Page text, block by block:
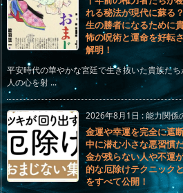
れる秘法が現代に蘇る
生の勝者になるために
怖の呪術と運命を好転
解明！
平安時代の華やかな宮廷で生き抜いた貴族た
人の心を射 ...
2026年8月1日 :能力関係
金運や幸運を完全に遮
中に潜む小さな悪習慣
金が残らない人や不運
的な厄除けテクニック
をすべて公開！